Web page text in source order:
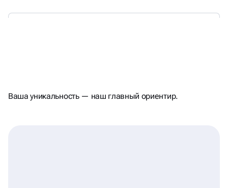
И ПОМНЯТ
Ваша уникальность — наш главный ориентир.